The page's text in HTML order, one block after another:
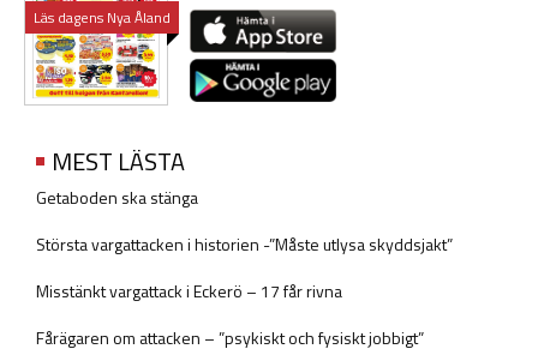
Läs dagens Nya Åland
MEST LÄSTA
Getaboden ska stänga
Största vargattacken i historien -”Måste utlysa skyddsjakt”
Misstänkt vargattack i Eckerö – 17 får rivna
Fårägaren om attacken – ”psykiskt och fysiskt jobbigt”